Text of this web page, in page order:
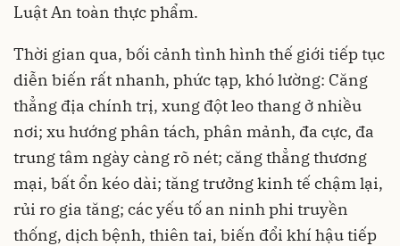
Luật An toàn thực phẩm.
Thời gian qua, bối cảnh tình hình thế giới tiếp tục
diễn biến rất nhanh, phức tạp, khó lường: Căng
thẳng địa chính trị, xung đột leo thang ở nhiều
nơi; xu hướng phân tách, phân mảnh, đa cực, đa
trung tâm ngày càng rõ nét; căng thẳng thương
mại, bất ổn kéo dài; tăng trưởng kinh tế chậm lại,
rủi ro gia tăng; các yếu tố an ninh phi truyền
thống, dịch bệnh, thiên tai, biến đổi khí hậu tiếp